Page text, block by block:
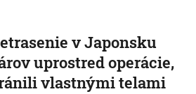
v Japonsku
uprostred operácie,
vlastnými telami